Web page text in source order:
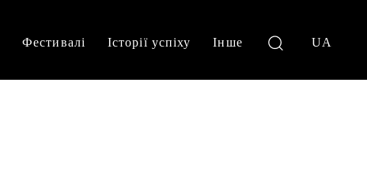
Фестивалі Історії успіху Інше UA